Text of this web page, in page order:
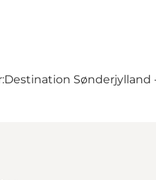
Destination Sønderjylland